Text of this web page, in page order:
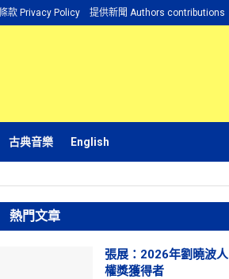
款 Privacy Policy 提供新聞 Authors contributions
古典音樂 English
熱門文章
張展：2026年劉曉波人
權獎獲得者